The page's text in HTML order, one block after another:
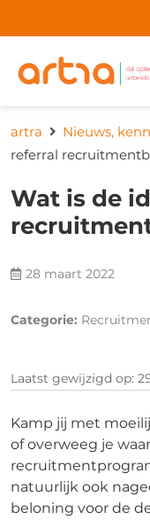
artra Nieuws,
referral
Wat is de
28 maart 2022
Categorie:
Laatst gewijzigd op:
Kamp jij met
of overweeg je
natuurlijk ook
beloning voor de